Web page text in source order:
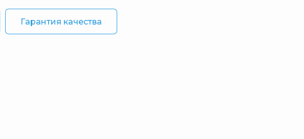
Гарантия качества